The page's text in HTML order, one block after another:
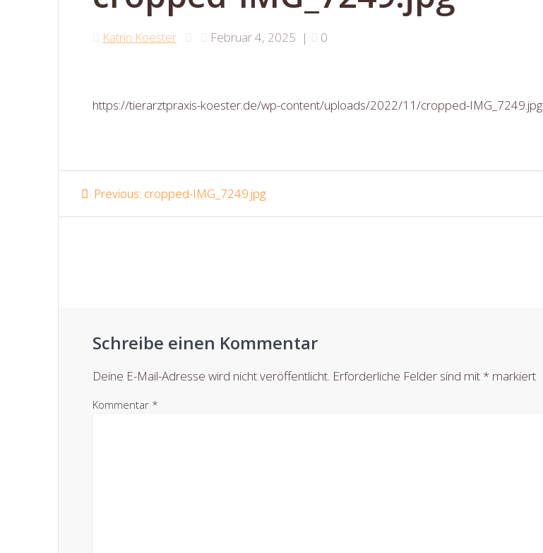
Katrin Koester Februar 4, 2025 | 0
https://tierarztpraxis-koester.de/wp-content/uploads/2022/11/cropped-IMG_7249.jpg
Beitragsnavigation
Previous: Previous
cropped-IMG_7249.jpg
Schreibe einen Kommentar
Deine E-Mail-Adresse wird nicht veröffentlicht. Erforderliche Felder sind mit* markiert
Kommentar *